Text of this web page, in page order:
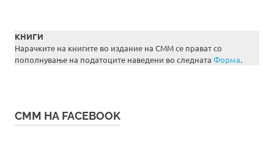
КНИГИ
Нарачките на книгите во издание на СММ се прават со
пополнување на податоците наведени во следната Форма.
СММ НА FACEBOOK